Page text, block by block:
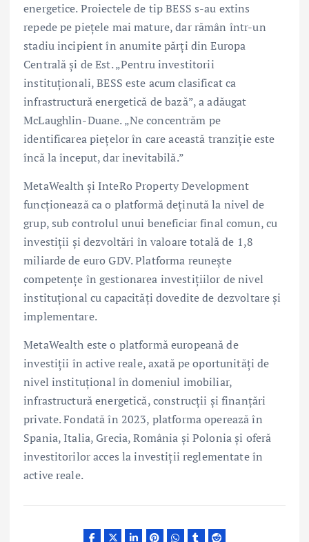
energetice. Proiectele de tip BESS s-au extins
repede pe piețele mai mature, dar rămân într-un
stadiu incipient în anumite părți din Europa
Centrală și de Est. „Pentru investitorii
instituționali, BESS este acum clasificat ca
infrastructură energetică de bază”, a adăugat
McLaughlin-Duane. „Ne concentrăm pe
identificarea piețelor în care această tranziție este
încă la început, dar inevitabilă.”
MetaWealth și InteRo Property Development
funcționează ca o platformă deținută la nivel de
grup, sub controlul unui beneficiar final comun, cu
investiții și dezvoltări în valoare totală de 1,8
miliarde de euro GDV. Platforma reunește
competențe în gestionarea investițiilor de nivel
instituțional cu capacități dovedite de dezvoltare și
implementare.
MetaWealth este o platformă europeană de
investiții în active reale, axată pe oportunități de
nivel instituțional în domeniul imobiliar,
infrastructură energetică, construcții și finanțări
private. Fondată în 2023, platforma operează în
Spania, Italia, Grecia, România și Polonia și oferă
investitorilor acces la investiții reglementate în
active reale.